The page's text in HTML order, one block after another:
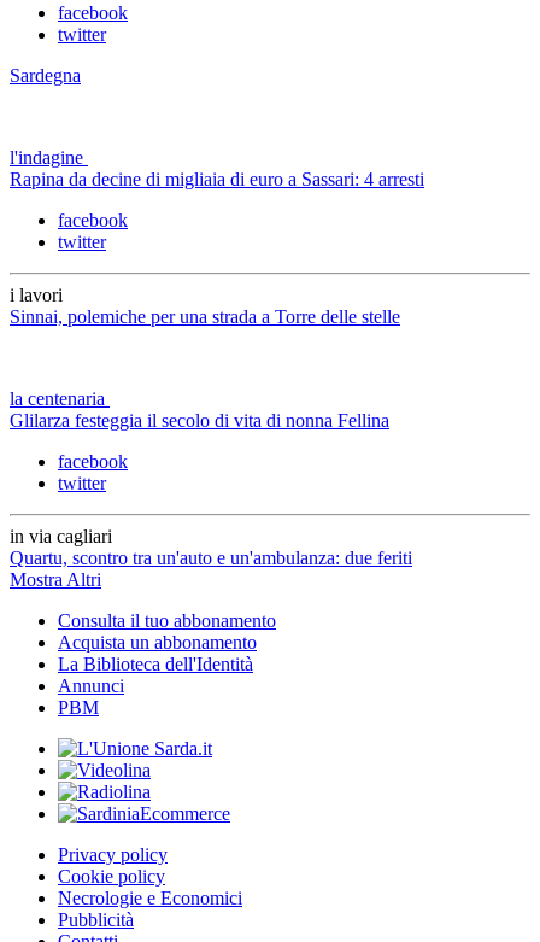
facebook
twitter
Sardegna
l'indagine
Rapina da decine di migliaia di euro a Sassari: 4 arresti
facebook
twitter
i lavori
Sinnai, polemiche per una strada a Torre delle stelle
la centenaria
Glilarza festeggia il secolo di vita di nonna Fellina
facebook
twitter
in via cagliari
Quartu, scontro tra un'auto e un'ambulanza: due feriti
Mostra Altri
Consulta il tuo abbonamento
Acquista un abbonamento
La Biblioteca dell'Identità
Annunci
PBM
Privacy policy
Cookie policy
Necrologie e Economici
Pubblicità